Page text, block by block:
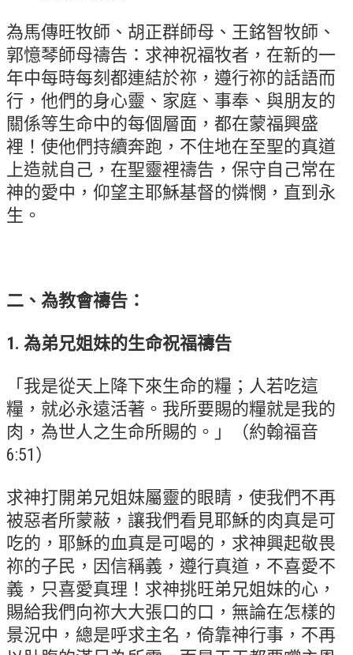
主日及見證
主日信息
特會信息
每週經句
見證分享
聚會小組
青少年牧區
大社青小組
真言小組
成人牧區
和平小組
良善小組
溫柔小組
大安小組
上騰小組
為馬傳旺牧師、胡正群師母、王銘智牧師、
郭憶琴師母禱告：求神祝福牧者，在新的一
年中每時每刻都連結於祢，遵行祢的話語而
行，他們的身心靈、家庭、事奉、與朋友的
關係等生命中的每個層面，都在蒙福興盛
裡！使他們持續奔跑，不住地在至聖的真道
上造就自己，在聖靈裡禱告，保守自己常在
神的愛中，仰望主耶穌基督的憐憫，直到永
生。
二、 為教會禱告：
1. 為弟兄姐妹的生命祝福禱告
「我是從天上降下來生命的糧；人若吃這
糧，就必永遠活著。我所要賜的糧就是我的
肉，為世人之生命所賜的。」（約翰福音
6:51）
求神打開弟兄姐妹屬靈的眼睛，使我們不再
被惡者所蒙蔽，讓我們看見耶穌的肉真是可
吃的，耶穌的血真是可喝的，求神興起敬畏
祢的子民，因信稱義，遵行真道，不喜愛不
義，只喜愛真理！求神挑旺弟兄姐妹的心，
賜給我們向祢大大張口的口，無論在怎樣的
景況中，總是呼求主名，倚靠神行事，不再